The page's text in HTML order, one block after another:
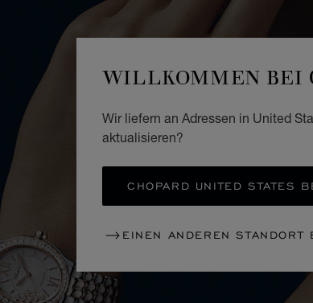
WILLKOMMEN BEI
Wir liefern an Adressen in United
aktualisieren?
CHOPARD UNITED STATES
EINEN ANDEREN STANDORT